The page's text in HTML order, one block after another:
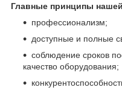
Главные принципы
профессионализм;
доступные и полные
соблюдение сроков
качество оборудования;